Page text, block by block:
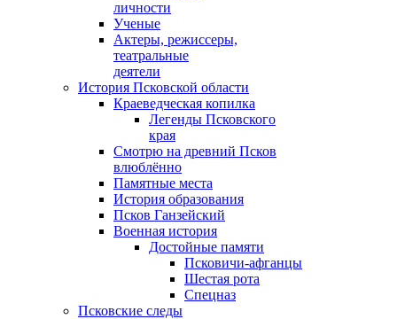
личности
Ученые
Актеры, режиссеры,
театральные
деятели
История Псковской области
Краеведческая копилка
Легенды Псковского
края
Смотрю на древний Псков
влюблённо
Памятные места
История образования
Псков Ганзейский
Военная история
Достойные памяти
Псковичи-афганцы
Шестая рота
Спецназ
Псковские следы